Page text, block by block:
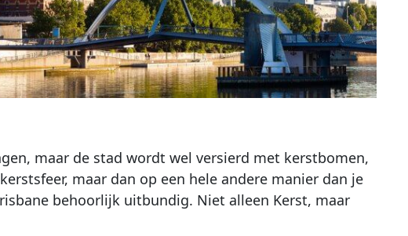
maar de stad wordt wel versierd met kerstbomen,
maar dan op een hele andere manier dan je
behoorlijk uitbundig. Niet alleen Kerst, maar